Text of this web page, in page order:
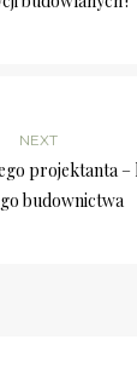
NEXT
projektanta –
budownictwa